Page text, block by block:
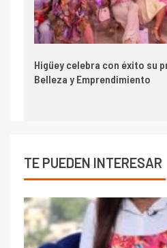
Higüey celebra con éxito su
Belleza y Emprendimiento
TE PUEDEN INTERESAR